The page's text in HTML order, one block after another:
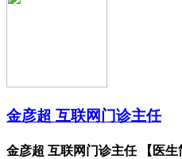
金彦超 互联网门诊主任
金彦超 互联网门诊主任 【医